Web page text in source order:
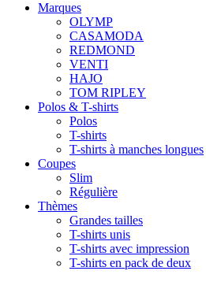
Marques
OLYMP
CASAMODA
REDMOND
VENTI
HAJO
TOM RIPLEY
Polos & T-shirts
Polos
T-shirts
T-shirts à manches longues
Coupes
Slim
Régulière
Thèmes
Grandes tailles
T-shirts unis
T-shirts avec impression
T-shirts en pack de deux